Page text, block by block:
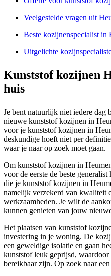
Veelgestelde vragen uit
Beste kozijnenspecialist in
Uitgelichte
Kunststof kozijnen
huis
Je bent natuurlijk niet iedere dag
nieuwe kunststof kozijnen in
voor je kunststof kozijnen in
deskundige hoeft niet per
waar je naar op zoek moet gaan.
Om kunststof kozijnen in
voor de eerste de beste
die je kunststof kozijnen in
namelijk verzekerd van kwaliteit
werkzaamheden. Je wilt de
kunnen genieten van jouw
Het plaatsen van kunststof
investering in je woning. De
een geweldige isolatie en gaan
kunststof leuk geprijsd,
bereikbaar zijn. Op zoek naar